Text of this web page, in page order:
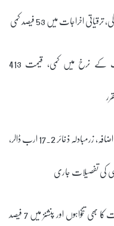
اخراجات میں 53 فیصد کمی
برائلر گوشت کے نرخ میں کمی، قیمت 413
مہنگائی میں اضافہ، زرمبادلہ ذخائر 17.2 ارب ڈالر،
کی تفصیلات جاری
پنجاب حکومت کا بھی تنخواہوں اور پنشنز میں 7 فیصد